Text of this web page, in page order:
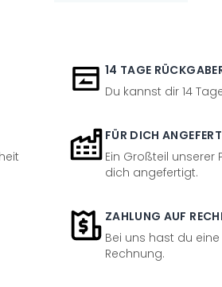
14 TAGE
Du kannst dir 14
FÜR DICH
Ein Großteil
dich angefertigt.
ZAHLUNG AUF
Bei uns hast du
Rechnung.